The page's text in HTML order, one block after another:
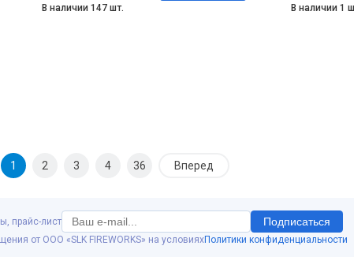
В наличии 147 шт. В наличии 1
1 2 3 4 36 Вперед
прайс-лист Подписаться
от ООО «SLK FIREWORKS» на условияхПолитики конфиденциальности